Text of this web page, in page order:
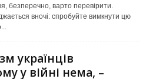
безперечно, варто перевірити.
вночі: спробуйте вимкнути цю
українців
у війні нема, –